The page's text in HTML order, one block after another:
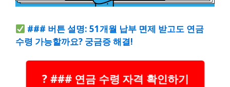
### 버튼 설명: 51개월 납부 면제 받고도 연금
수령 가능할까요? 궁금증 해결!
? ### 연금 수령 자격 확인하기